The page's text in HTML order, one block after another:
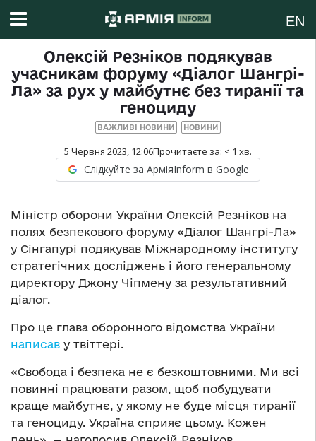
EN
Олексій Резніков подякував
учасникам форуму «Діалог Шангрі-
Ла» за рух у майбутнє без тиранії та
геноциду
ВАЖЛИВІ НОВИНИ НОВИНИ
5 Червня 2023, 12:06Прочитаєте за: < 1 хв.
Слідкуйте за АрміяInform в Google
Міністр оборони України Олексій Резніков на
полях безпекового форуму «Діалог Шангрі-Ла»
у Сінгапурі подякував Міжнародному інституту
стратегічних досліджень і його генеральному
директору Джону Чіпмену за результативний
діалог.
Про це глава оборонного відомства України
написав у твіттері.
«Свобода і безпека не є безкоштовними. Ми всі
повинні працювати разом, щоб побудувати
краще майбутнє, у якому не буде місця тиранії
та геноциду. Україна сприяє цьому. Кожен